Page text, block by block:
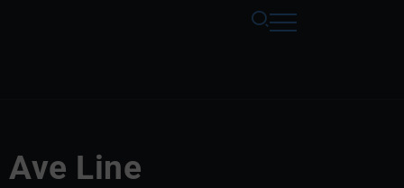
Ave Line